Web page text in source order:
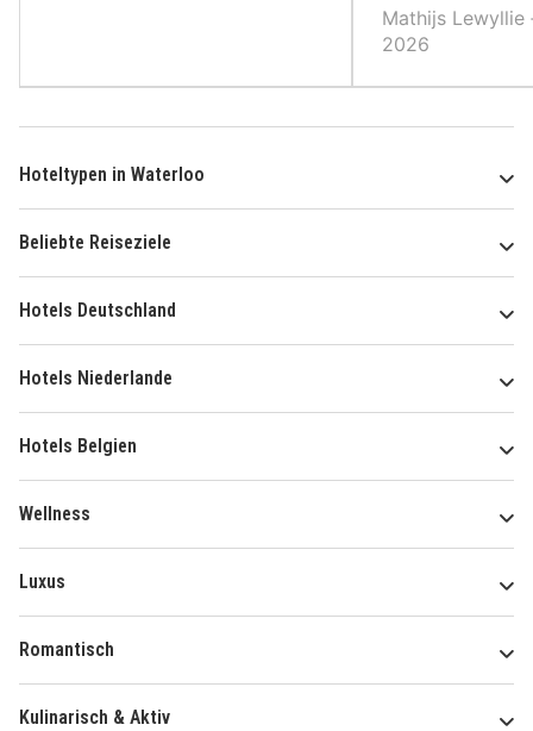
Mathijs Lewyllie
2026
Hoteltypen in Waterloo
Beliebte Reiseziele
Hotels Deutschland
Hotels Niederlande
Hotels Belgien
Wellness
Luxus
Romantisch
Kulinarisch & Aktiv